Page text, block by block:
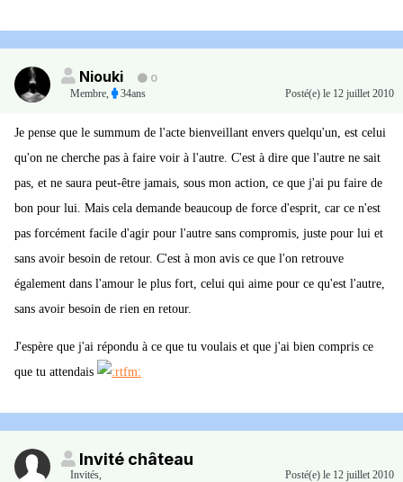
Niouki
0
Membre
34ans Posté(e) le 12 juillet 2010
Je pense que le summum de l'acte bienveillant envers quelqu'un, est celui
qu'on ne cherche pas à faire voir à l'autre. C'est à dire que l'autre ne sait
pas, et ne saura peut-être jamais, sous mon action, ce que j'ai pu faire de
bon pour lui. Mais cela demande beaucoup de force d'esprit, car ce n'est
pas forcément facile d'agir pour l'autre sans compromis, juste pour lui et
sans avoir besoin de retour. C'est à mon avis ce que l'on retrouve
également dans l'amour le plus fort, celui qui aime pour ce qu'est l'autre,
sans avoir besoin de rien en retour.
J'espère que j'ai répondu à ce que tu voulais et que j'ai bien compris ce
que tu attendais
Invité château
Invités Posté(e) le 12 juillet 2010